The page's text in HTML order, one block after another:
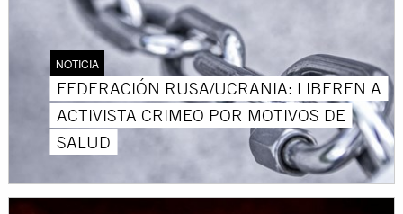
NOTICIA
FEDERACIÓN RUSA/UCRANIA: LIBEREN A
ACTIVISTA CRIMEO POR MOTIVOS DE
SALUD